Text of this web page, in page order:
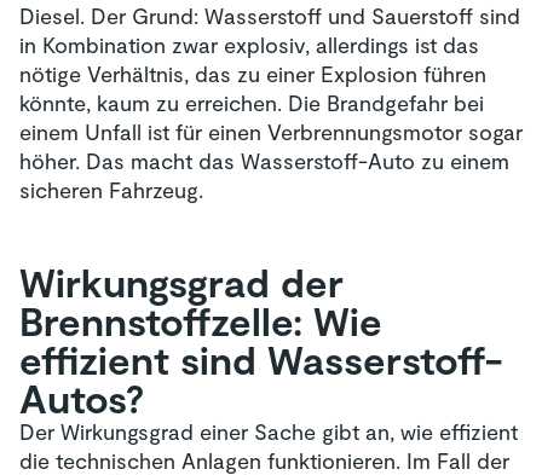
Diesel. Der Grund: Wasserstoff und Sauerstoff sind
in Kombination zwar explosiv, allerdings ist das
nötige Verhältnis, das zu einer Explosion führen
könnte, kaum zu erreichen. Die Brandgefahr bei
einem Unfall ist für einen Verbrennungsmotor sogar
höher. Das macht das Wasserstoff-Auto zu einem
sicheren Fahrzeug.
Wirkungsgrad der
Brennstoffzelle: Wie
effizient sind Wasserstoff-
Autos?
Der Wirkungsgrad einer Sache gibt an, wie effizient
die technischen Anlagen funktionieren. Im Fall der